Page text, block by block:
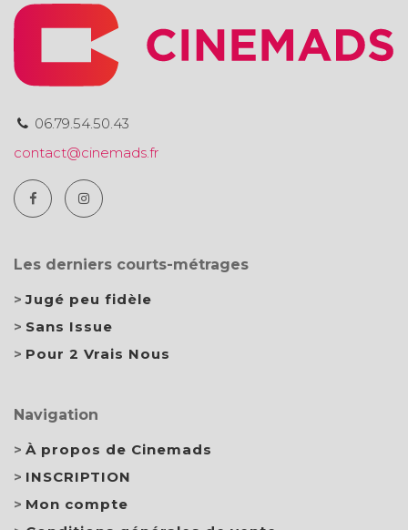
06.79.54.50.43
contact@cinemads.fr
Les derniers courts-métrages
Jugé peu fidèle
Sans Issue
Pour 2 Vrais Nous
Navigation
À propos de Cinemads
INSCRIPTION
Mon compte